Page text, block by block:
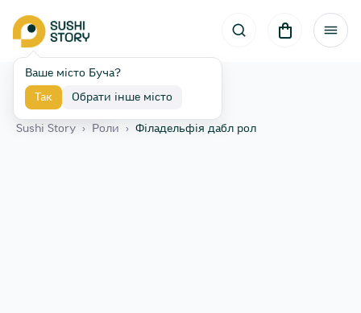
Ваше місто Буча?
Так Обрати інше місто
Назад
Sushi Story › Роли › Філадельфія дабл рол